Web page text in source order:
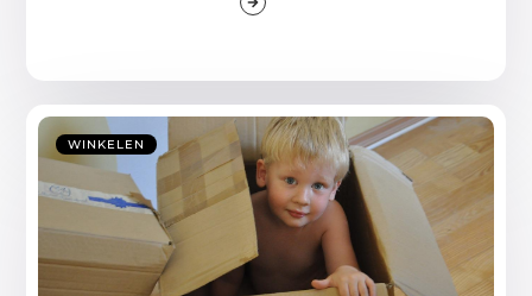
WINKELEN